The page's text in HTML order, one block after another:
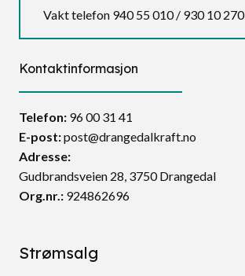
Vakt telefon 940 55 010 / 930 10 270
Kontaktinformasjon
Telefon: 96 00 31 41
E-post:post@drangedalkraft.no
Adresse:
Gudbrandsveien 28, 3750 Drangedal
Org.nr.: 924862696
Strømsalg